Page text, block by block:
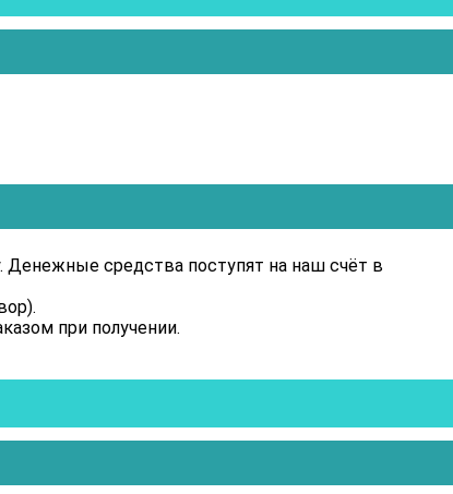
Денежные средства поступят на наш счёт в
при получении.